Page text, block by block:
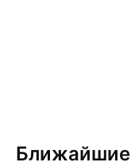
Ближайшие